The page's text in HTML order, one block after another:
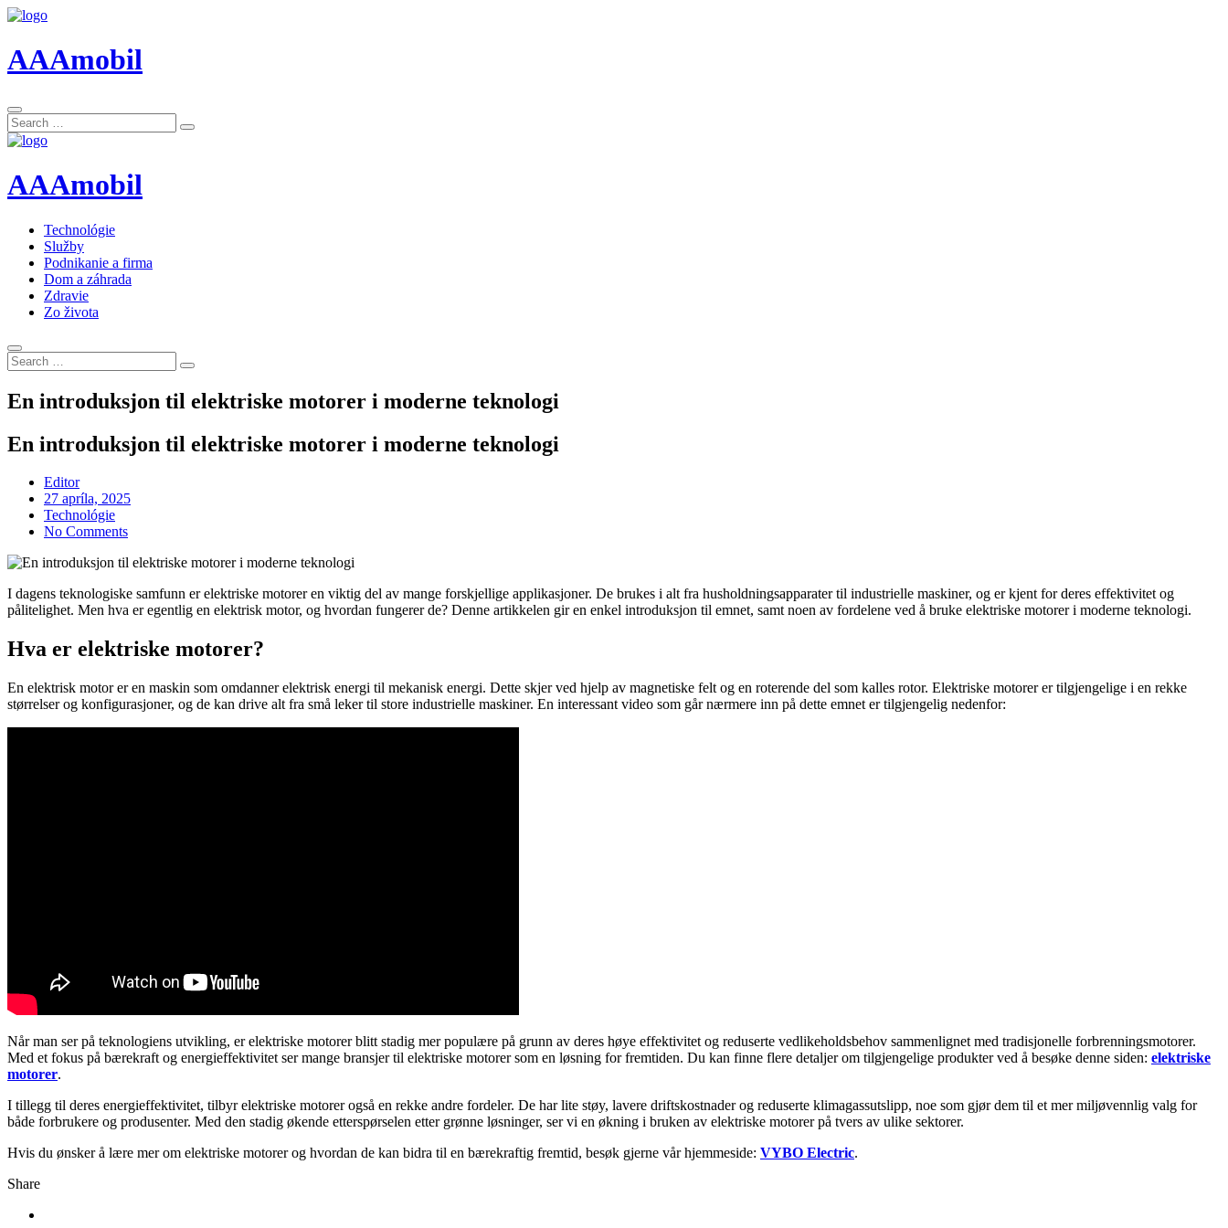
AAAmobil
Search
for:
Search
AAAmobil
Technológie
Služby
Podnikanie a firma
Dom a záhrada
Zdravie
Zo života
Search
for:
Search
En introduksjon til elektriske motorer i moderne teknologi
En introduksjon til elektriske motorer i moderne teknologi
Editor
Posted
on
27 apríla, 2025
Technológie
No Comments
I dagens teknologiske samfunn er elektriske motorer en viktig del av mange forskjellige applikasjoner. De brukes i alt fra husholdningsapparater til industrielle maskiner, og er kjent for deres effektivitet og
pålitelighet. Men hva er egentlig en elektrisk motor, og hvordan fungerer de? Denne artikkelen gir en enkel introduksjon til emnet, samt noen av fordelene ved å bruke elektriske motorer i moderne teknologi.
Hva er elektriske motorer?
En elektrisk motor er en maskin som omdanner elektrisk energi til mekanisk energi. Dette skjer ved hjelp av magnetiske felt og en roterende del som kalles rotor. Elektriske motorer er tilgjengelige i en rekke
størrelser og konfigurasjoner, og de kan drive alt fra små leker til store industrielle maskiner. En interessant video som går nærmere inn på dette emnet er tilgjengelig nedenfor:
Når man ser på teknologiens utvikling, er elektriske motorer blitt stadig mer populære på grunn av deres høye effektivitet og reduserte vedlikeholdsbehov sammenlignet med tradisjonelle forbrenningsmotorer.
Med et fokus på bærekraft og energieffektivitet ser mange bransjer til elektriske motorer som en løsning for fremtiden. Du kan finne flere detaljer om tilgjengelige produkter ved å besøke denne siden: elektriske
motorer.
I tillegg til deres energieffektivitet, tilbyr elektriske motorer også en rekke andre fordeler. De har lite støy, lavere driftskostnader og reduserte klimagassutslipp, noe som gjør dem til et mer miljøvennlig valg for
både forbrukere og produsenter. Med den stadig økende etterspørselen etter grønne løsninger, ser vi en økning i bruken av elektriske motorer på tvers av ulike sektorer.
Hvis du ønsker å lære mer om elektriske motorer og hvordan de kan bidra til en bærekraftig fremtid, besøk gjerne vår hjemmeside: VYBO Electric.
Share